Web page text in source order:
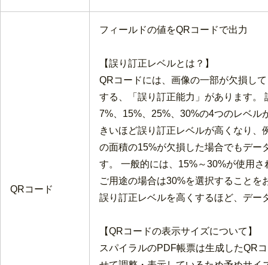
QRコード
フィールドの値をQRコードで出力
【誤り訂正レベルとは？】
QRコードには、画像の一部が欠損し
する、「誤り訂正能力」があります。
7%、15%、25%、30%の4つのレベル
きいほど誤り訂正レベルが高くなり、
の面積の15%が欠損した場合でもデー
す。 一般的には、15%～30%が使用
ご用途の場合は30%を選択すること
誤り訂正レベルを高くするほど、デー
【QRコードの表示サイズについて】
スパイラルのPDF帳票は生成したQR